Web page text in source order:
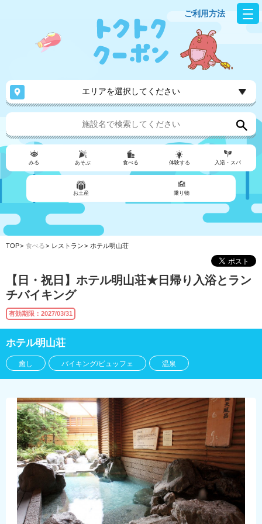
ご利用方法
エリアを選択してください
みる あそぶ 食べる 体験する 入浴・スパ
お土産 乗り物
TOP 食べる レストラン ホテル明山荘
【日・祝日】ホテル明山荘★日帰り入浴とラン
チバイキング
有効期限：2027/03/31
ホテル明山荘
癒し バイキング/ビュッフェ 温泉